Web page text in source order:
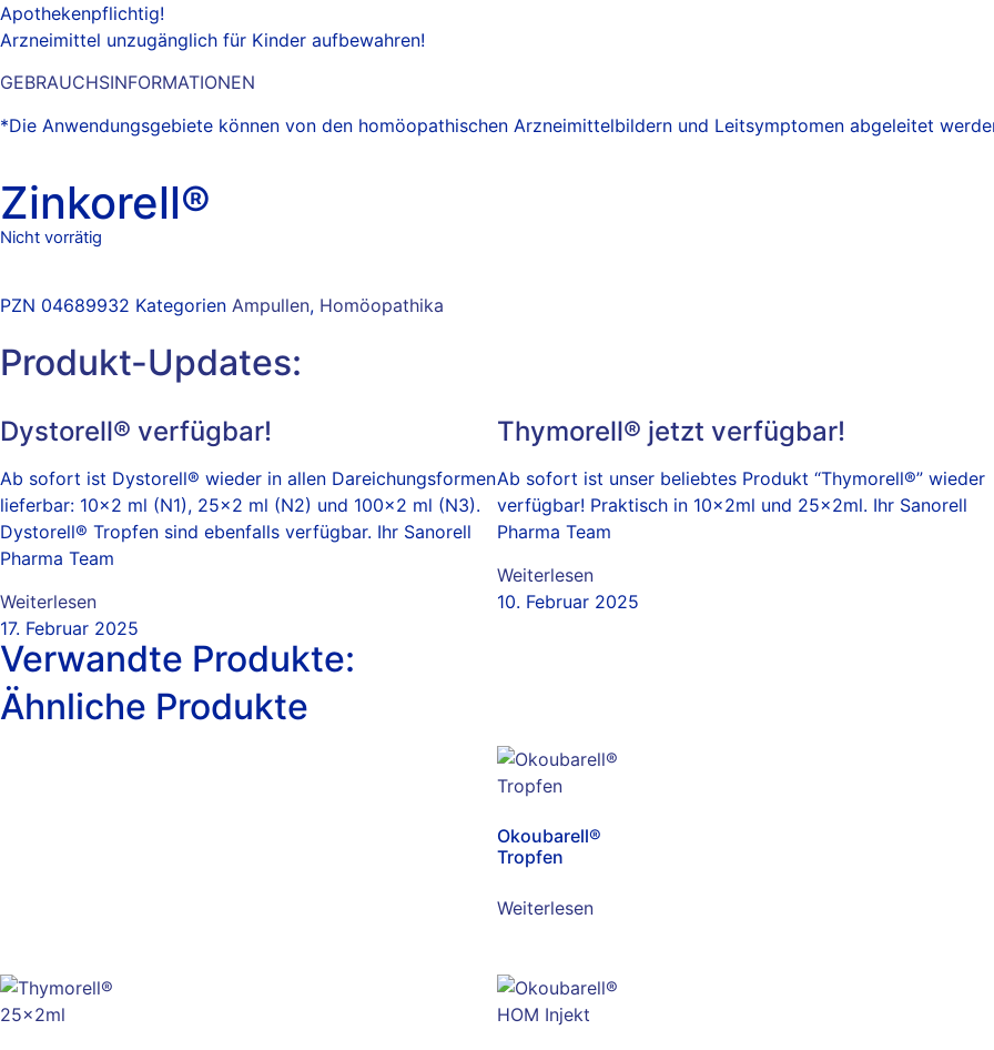
Apothekenpflichtig!
Arzneimittel unzugänglich für Kinder aufbewahren!
GEBRAUCHSINFORMATIONEN
*Die Anwendungsgebiete können von den homöopathischen Arzneimittelbildern und Leitsymptomen abgeleitet
Zinkorell®
Nicht vorrätig
PZN 04689932 Kategorien Ampullen, Homöopathika
Produkt-Updates:
Dystorell® verfügbar!
Ab sofort ist Dystorell® wieder in allen Dareichungsformen
lieferbar: 10×2 ml (N1), 25×2 ml (N2) und 100×2 ml (N3).
Dystorell® Tropfen sind ebenfalls verfügbar. Ihr Sanorell
Pharma Team
Weiterlesen
17. Februar 2025
Thymorell® jetzt verfügbar!
Ab sofort ist unser beliebtes Produkt “Thymorell®” wieder
verfügbar! Praktisch in 10x2ml und 25x2ml. Ihr Sanorell
Pharma Team
Weiterlesen
10. Februar 2025
Verwandte Produkte:
Ähnliche Produkte
Okoubarell®
Tropfen
Weiterlesen